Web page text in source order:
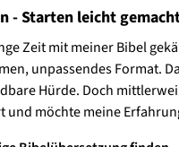
- Starten leicht
Zeit mit meiner Bibel
unpassendes Format.
Hürde. Doch
möchte meine